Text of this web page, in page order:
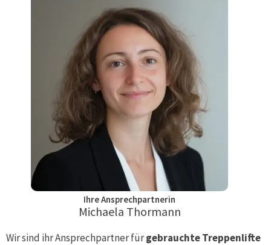
Ihre Ansprechpartnerin
Michaela Thormann
Wir sind ihr Ansprechpartner fürgebrauchte Treppenlifte